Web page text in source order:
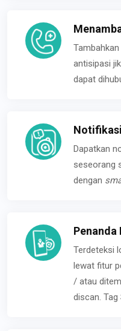
antisipasi
dapat
Dapatkan
seseorang
dengan
Penanda
Terdeteksi
lewat fitur
/ atau
discan. Tag